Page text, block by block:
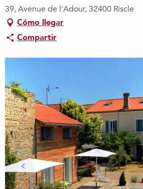
39, Avenue de l'Adour, 32400 Riscle
Cómo llegar
Compartir